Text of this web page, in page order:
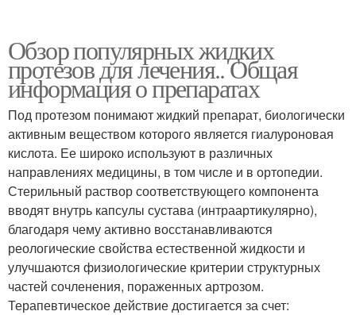
Обзор популярных жидких
протезов для лечения.. Общая
информация о препаратах
Под протезом понимают жидкий препарат, биологически
активным веществом которого является гиалуроновая
кислота. Ее широко используют в различных
направлениях медицины, в том числе и в ортопедии.
Стерильный раствор соответствующего компонента
вводят внутрь капсулы сустава (интраартикулярно),
благодаря чему активно восстанавливаются
реологические свойства естественной жидкости и
улучшаются физиологические критерии структурных
частей сочленения, пораженных артрозом.
Терапевтическое действие достигается за счет: